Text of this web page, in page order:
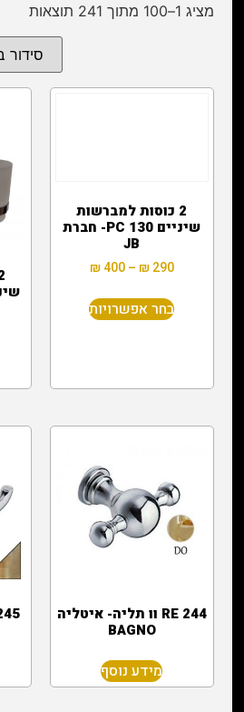
מציג 1–100 מתוך 241 תוצאות
2 כוסות למברשות
שיניים 130 PC- חברת
JB
₪290
–
₪400
בחר אפשרויות
244 RE וו תליה- איטליה
BAGNO
מידע נוסף